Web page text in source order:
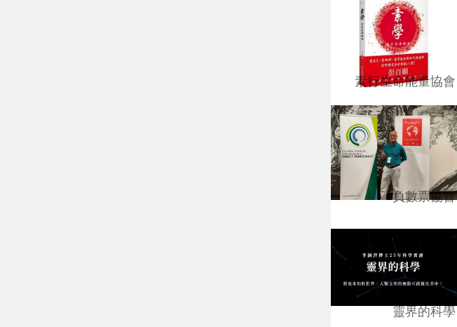
素行生命能量協會
負數票協會
靈界的科學